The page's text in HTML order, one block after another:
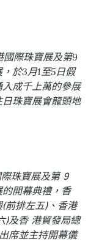
國際珠寶展及第9
於3月1至5日假
成千上萬的參展
珠寶展會龍頭地
珠寶展及第 9
開幕典禮，香
前排左五)、香港
)及香 港貿發局總
席並主持開幕儀